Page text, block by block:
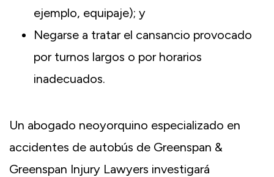
ejemplo, equipaje); y
Negarse a tratar el cansancio provocado
por turnos largos o por horarios
inadecuados.
Un abogado neoyorquino especializado en
accidentes de autobús de Greenspan &
Greenspan Injury Lawyers investigará